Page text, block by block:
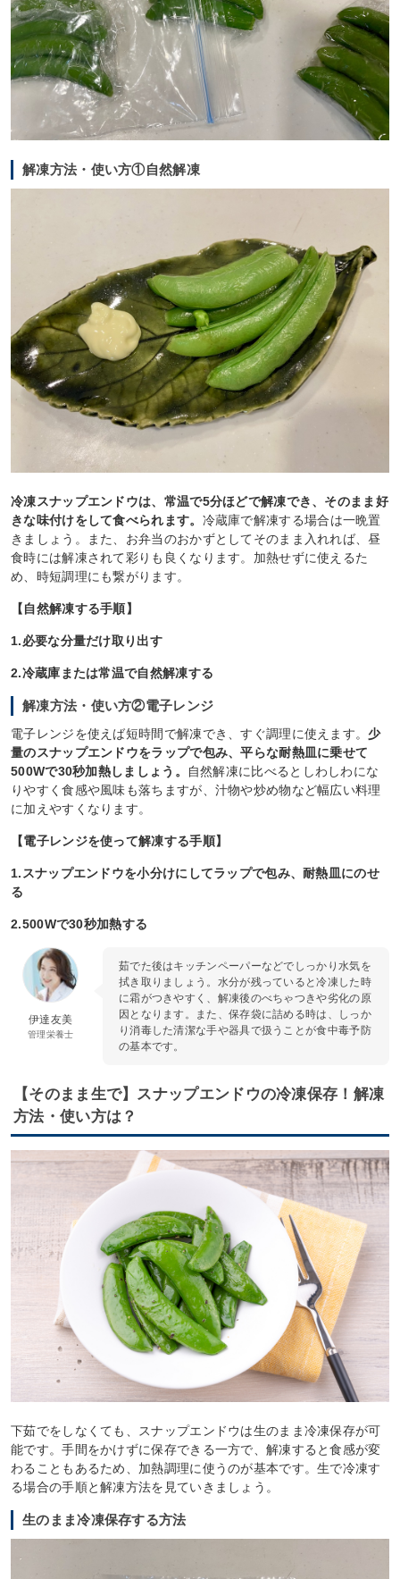
解凍方法・使い方①自然解凍
冷凍スナップエンドウは、常温で5分ほどで解凍でき、そのまま好
きな味付けをして食べられます。 冷蔵庫で解凍する場合は一晩置
きましょう。また、お弁当のおかずとしてそのまま入れれば、昼
食時には解凍されて彩りも良くなります。加熱せずに使えるた
め、時短調理にも繋がります。
【自然解凍する手順】
1.必要な分量だけ取り出す
2.冷蔵庫または常温で自然解凍する
解凍方法・使い方②電子レンジ
電子レンジを使えば短時間で解凍でき、すぐ調理に使えます。 少
量のスナップエンドウをラップで包み、平らな耐熱皿に乗せて
500Wで30秒加熱しましょう。
自然解凍に比べるとしわしわにな
りやすく食感や風味も落ちますが、汁物や炒め物など幅広い料理
に加えやすくなります。
【電子レンジを使って解凍する手順】
1.スナップエンドウを小分けにしてラップで包み、耐熱皿にのせ
る
2.500Wで30秒加熱する
伊達友美
管理栄養士
茹でた後はキッチンペーパーなどでしっかり水気を
拭き取りましょう。水分が残っていると冷凍した時
に霜がつきやすく、解凍後のべちゃつきや劣化の原
因となります。また、保存袋に詰める時は、しっか
り消毒した清潔な手や器具で扱うことが食中毒予防
の基本です。
【そのまま生で】スナップエンドウの冷凍保存！解凍
方法・使い方は？
下茹でをしなくても、スナップエンドウは生のまま冷凍保存が可
能です。手間をかけずに保存できる一方で、解凍すると食感が変
わることもあるため、加熱調理に使うのが基本です。生で冷凍す
る場合の手順と解凍方法を見ていきましょう。
生のまま冷凍保存する方法